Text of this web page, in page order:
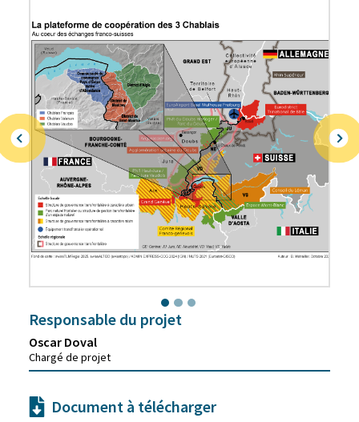
Responsable du projet
Oscar Doval
Chargé de projet
Document à télécharger